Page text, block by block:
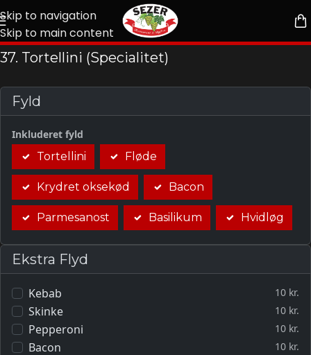
Skip to navigation
Skip to main content
37. Tortellini (Specialitet)